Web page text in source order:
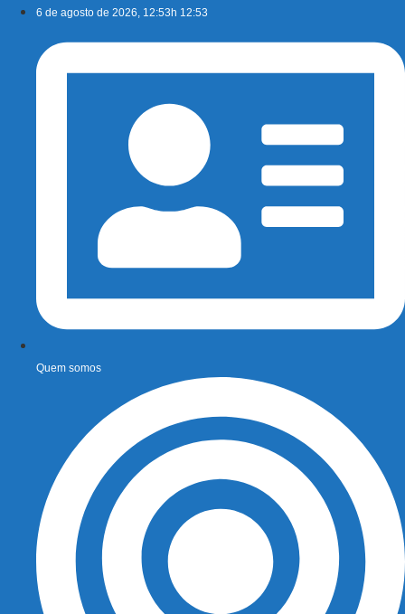
conteúdo
6 de agosto de 2026, 12:53h 12:53
Quem somos